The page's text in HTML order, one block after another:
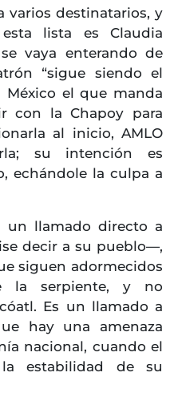
varios destinatarios, y
lista es Claudia
vaya enterando de
“sigue siendo el
México el que manda
con la Chapoy para
al inicio, AMLO
su intención es
echándole la culpa a
un llamado directo a
decir a su pueblo—,
siguen adormecidos
la serpiente, y no
Es un llamado a
hay una amenaza
nacional, cuando el
estabilidad de su